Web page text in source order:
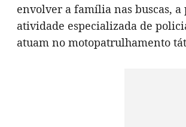
envolver a família nas buscas,
atividade especializada de
atuam no motopatrulhamento